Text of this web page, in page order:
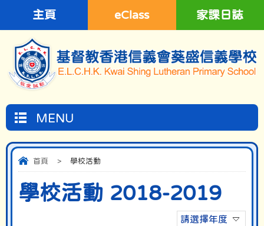
主頁 eClass 家課日誌
MENU
首頁 > 學校活動
學校活動 2018-2019
請選擇年度